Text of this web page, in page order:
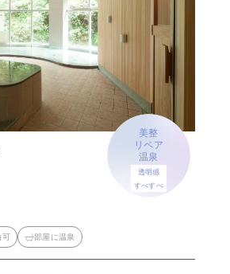
美整
リペア
温泉
透明感
すべすべ
可 部屋に温泉